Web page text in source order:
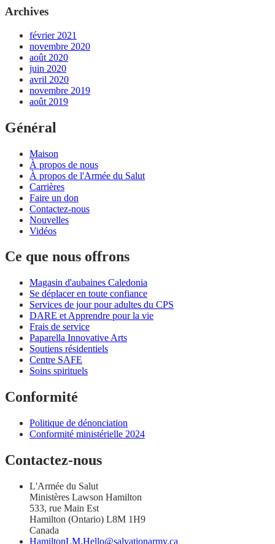
Archives
février 2021
novembre 2020
août 2020
juin 2020
avril 2020
novembre 2019
août 2019
Général
Maison
À propos de nous
À propos de l'Armée du Salut
Carrières
Faire un don
Contactez-nous
Nouvelles
Vidéos
Ce que nous offrons
Magasin d'aubaines Caledonia
Se déplacer en toute confiance
Services de jour pour adultes du CPS
DARE et Apprendre pour la vie
Frais de service
Paparella Innovative Arts
Soutiens résidentiels
Centre SAFE
Soins spirituels
Conformité
Politique de dénonciation
Conformité ministérielle 2024
Contactez-nous
L'Armée du Salut
Ministères Lawson Hamilton
533, rue Main Est
Hamilton (Ontario) L8M 1H9
Canada
HamiltonLM.Hello@salvationarmy.ca